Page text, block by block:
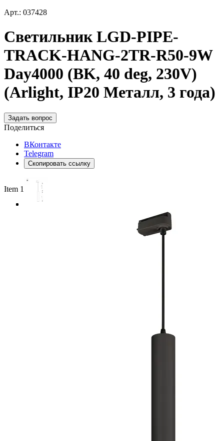
Арт.: 037428
Светильник LGD-PIPE-
TRACK-HANG-2TR-R50-9W
Day4000 (BK, 40 deg, 230V)
(Arlight, IP20 Металл, 3 года)
Задать вопрос
Поделиться
ВКонтакте
Telegram
Скопировать ссылку
Item 1 of 3